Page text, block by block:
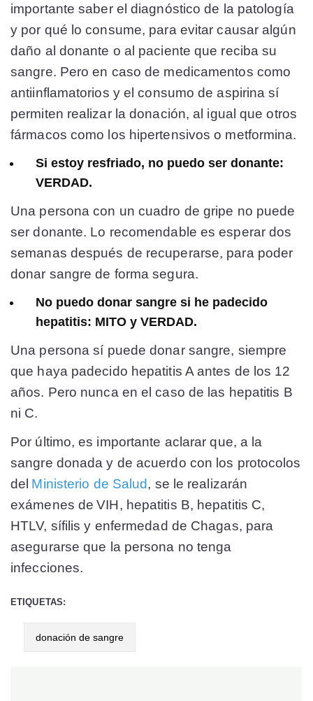
importante saber el diagnóstico de la patología
y por qué lo consume, para evitar causar algún
daño al donante o al paciente que reciba su
sangre. Pero en caso de medicamentos como
antiinflamatorios y el consumo de aspirina sí
permiten realizar la donación, al igual que otros
fármacos como los hipertensivos o metformina.
Si estoy resfriado, no puedo ser donante:
VERDAD.
Una persona con un cuadro de gripe no puede
ser donante. Lo recomendable es esperar dos
semanas después de recuperarse, para poder
donar sangre de forma segura.
No puedo donar sangre si he padecido
hepatitis: MITO y VERDAD.
Una persona sí puede donar sangre, siempre
que haya padecido hepatitis A antes de los 12
años. Pero nunca en el caso de las hepatitis B
ni C.
Por último, es importante aclarar que, a la
sangre donada y de acuerdo con los protocolos
del Ministerio de Salud, se le realizarán
exámenes de VIH, hepatitis B, hepatitis C,
HTLV, sífilis y enfermedad de Chagas, para
asegurarse que la persona no tenga
infecciones.
ETIQUETAS:
donación de sangre